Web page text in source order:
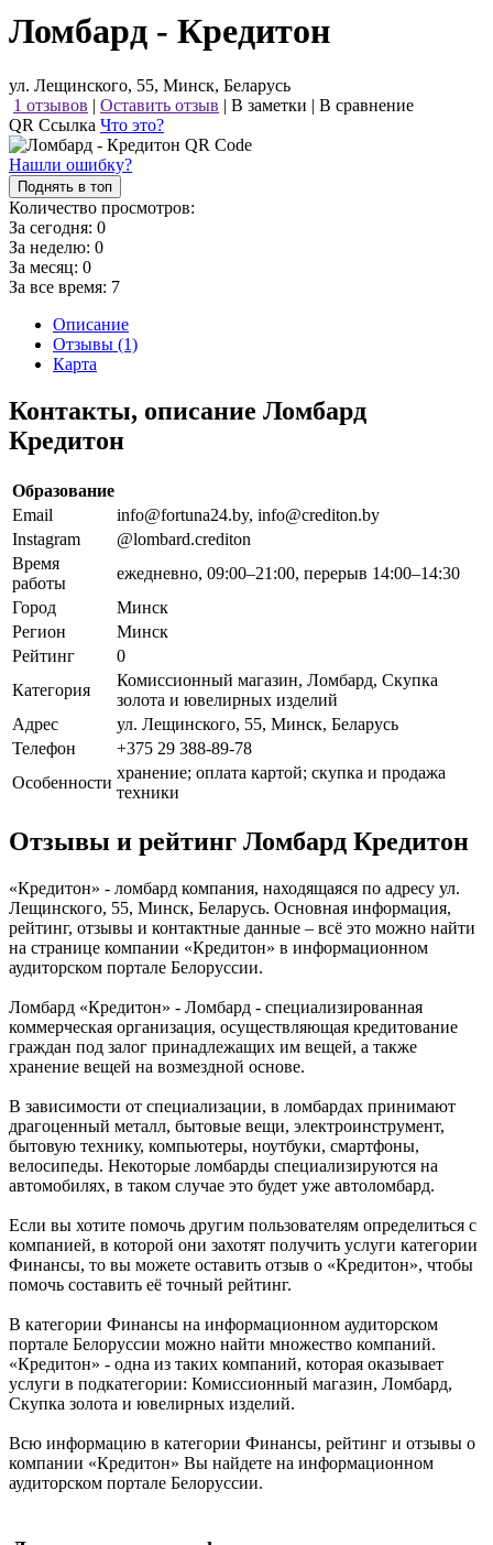
Ломбард - Кредитон
ул. Лещинского, 55, Минск, Беларусь
1 отзывов | Оставить отзыв | В заметки | В сравнение
QR Ссылка Что это?
Нашли ошибку?
Поднять в топ
Количество просмотров:
За сегодня: 0
За неделю: 0
За месяц: 0
За все время: 7
Описание
Отзывы (1)
Карта
Контакты, описание Ломбард
Кредитон
Образование
Email
info@fortuna24.by, info@crediton.by
Instagram
@lombard.crediton
Время
работы
ежедневно, 09:00–21:00, перерыв 14:00–14:30
Город
Минск
Регион
Минск
Рейтинг
0
Категория
Комиссионный магазин, Ломбард, Скупка
золота и ювелирных изделий
Адрес
ул. Лещинского, 55, Минск, Беларусь
Телефон
+375 29 388-89-78
Особенности
хранение; оплата картой; скупка и продажа
техники
Отзывы и рейтинг Ломбард Кредитон
«Кредитон» - ломбард компания, находящаяся по адресу ул.
Лещинского, 55, Минск, Беларусь. Основная информация,
рейтинг, отзывы и контактные данные – всё это можно найти
на странице компании «Кредитон» в информационном
аудиторском портале Белоруссии.
Ломбард «Кредитон» - Ломбард - специализированная
коммерческая организация, осуществляющая кредитование
граждан под залог принадлежащих им вещей, а также
хранение вещей на возмездной основе.
В зависимости от специализации, в ломбардах принимают
драгоценный металл, бытовые вещи, электроинструмент,
бытовую технику, компьютеры, ноутбуки, смартфоны,
велосипеды. Некоторые ломбарды специализируются на
автомобилях, в таком случае это будет уже автоломбард.
Если вы хотите помочь другим пользователям определиться с
компанией, в которой они захотят получить услуги категории
Финансы, то вы можете оставить отзыв о «Кредитон», чтобы
помочь составить её точный рейтинг.
В категории Финансы на информационном аудиторском
портале Белоруссии можно найти множество компаний.
«Кредитон» - одна из таких компаний, которая оказывает
услуги в подкатегории: Комиссионный магазин, Ломбард,
Скупка золота и ювелирных изделий.
Всю информацию в категории Финансы, рейтинг и отзывы о
компании «Кредитон» Вы найдете на информационном
аудиторском портале Белоруссии.